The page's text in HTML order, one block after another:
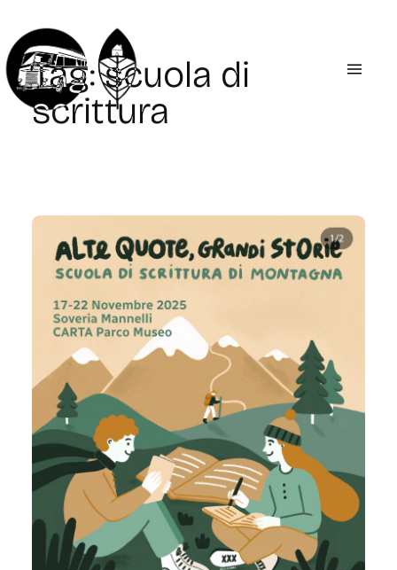
Vai
al
contenuto
Tag:scuola di
scrittura